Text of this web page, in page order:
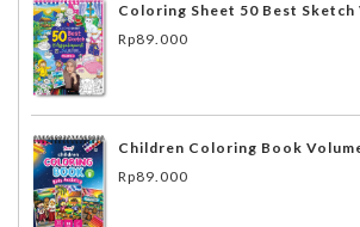
Coloring Sheet 50 Best Sketch
Rp89.000
Children Coloring Book
Rp89.000